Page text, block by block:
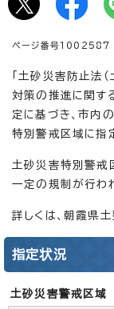
ページ番号1002587
「土砂災害防止法
対策の推進に関す
定に基づき、市内
特別警戒区域に指
土砂災害特別警戒
一定の規制が行わ
詳しくは、朝霞県
指定状況
土砂災害警戒区域